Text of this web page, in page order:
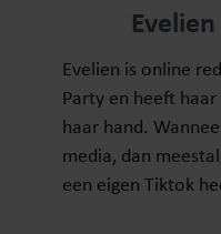
Evelien is online
Party en heeft
haar hand.
media, dan
een eigen Tiktok